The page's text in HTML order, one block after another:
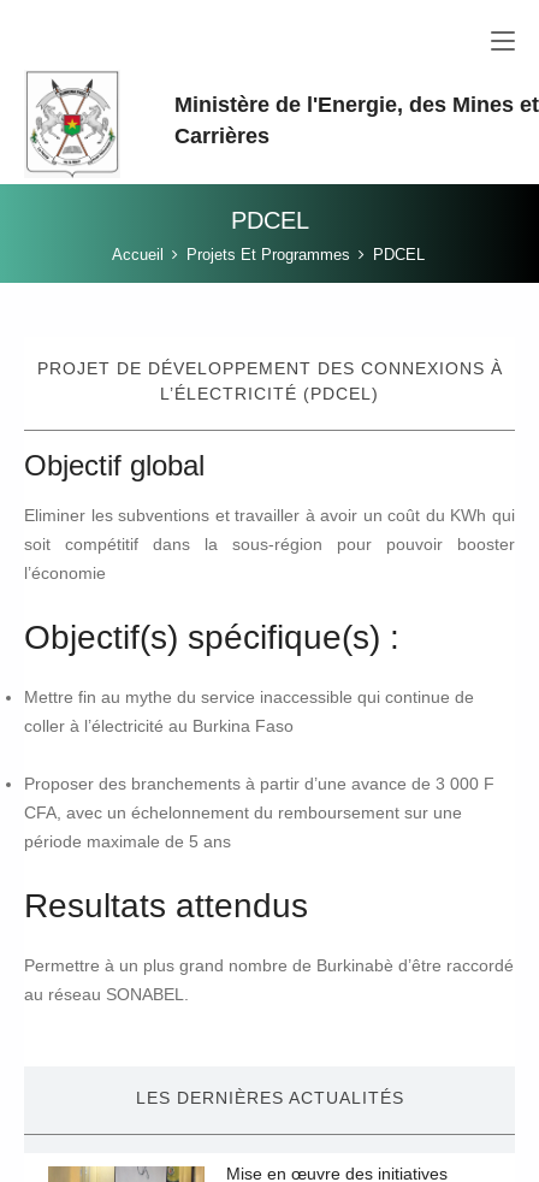
Ministère de l'Energie, des Mines
Carrières
PDCEL
Vous êtes ici:Accueil Projets Et Programmes PDCEL
PROJET DE DÉVELOPPEMENT DES CONNEXIONS À
L’ÉLECTRICITÉ (PDCEL)
Objectif global
Eliminer les subventions et travailler à avoir un coût du KWh qui
soit compétitif dans la sous-région pour pouvoir booster
l’économie
Objectif(s) spécifique(s) :
Mettre fin au mythe du service inaccessible qui continue de
coller à l’électricité au Burkina Faso
Proposer des branchements à partir d’une avance de 3 000 F
CFA, avec un échelonnement du remboursement sur une
période maximale de 5 ans
Resultats attendus
Permettre à un plus grand nombre de Burkinabè d’être raccordé
au réseau SONABEL
LES DERNIÈRES ACTUALITÉS
Mise en œuvre des initiatives